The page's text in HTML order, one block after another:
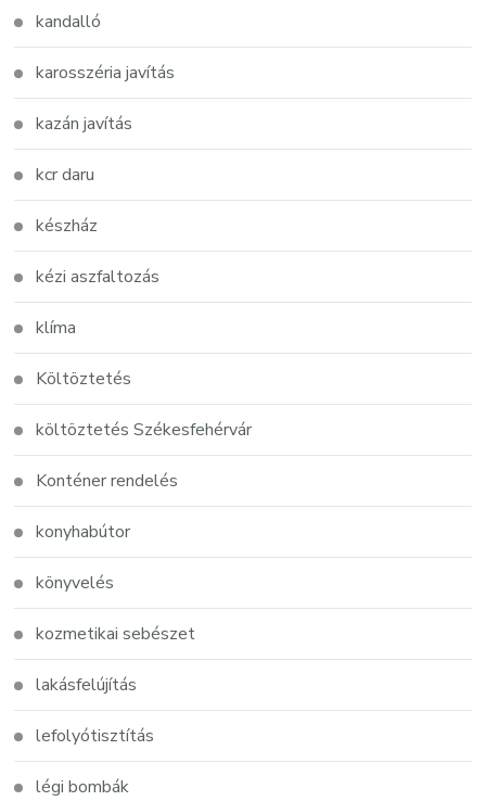
kandalló
karosszéria javítás
kazán javítás
kcr daru
készház
kézi aszfaltozás
klíma
Költöztetés
költöztetés Székesfehérvár
Konténer rendelés
konyhabútor
könyvelés
kozmetikai sebészet
lakásfelújítás
lefolyótisztítás
légi bombák